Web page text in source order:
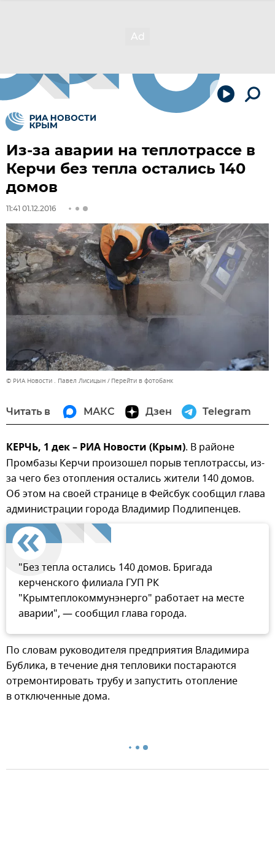
Из-за аварии на теплотрассе в
Керчи без тепла остались 140
домов
11:41 01.12.2016
© РИА Новости . Павел Лисицын Перейти в фотобанк
Читать в МАКС Дзен Telegram
КЕРЧЬ, 1 дек – РИА Новости (Крым). В районе
Промбазы Керчи произошел порыв теплотрассы, из-
за чего без отопления остались жители 140 домов.
Об этом на своей странице в Фейсбук сообщил глава
администрации города Владимир Подлипенцев.
"Без тепла остались 140 домов. Бригада
керченского филиала ГУП РК
"Крымтеплокоммунэнерго" работает на месте
аварии", — сообщил глава города.
По словам руководителя предприятия Владимира
Бублика, в течение дня тепловики постараются
отремонтировать трубу и запустить отопление
в отключенные дома.